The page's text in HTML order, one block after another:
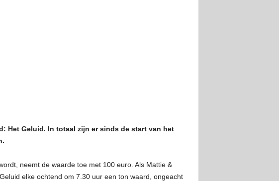
Het Geluid. In totaal zijn er sinds de start van het
neemt de waarde toe met 100 euro. Als Mattie &
elke ochtend om 7.30 uur een ton waard, ongeacht